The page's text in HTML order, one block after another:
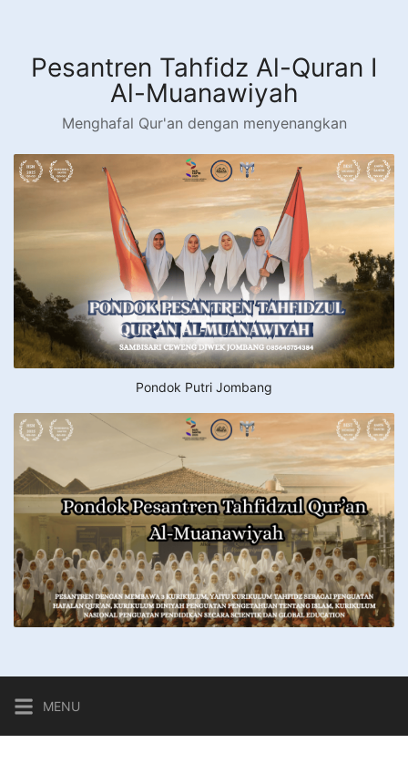
kontenPesantren Tahfidz Al-Quran I
Al-Muanawiyah
Menghafal Qur'an dengan menyenangkan
Pondok Putri Jombang
MENU